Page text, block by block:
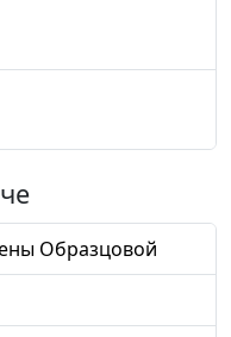
Образцовой